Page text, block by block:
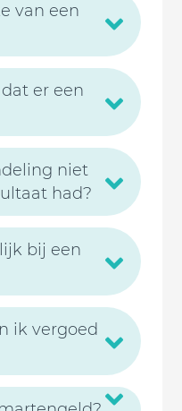
van een
er een
niet
had?
bij een
ik vergoed